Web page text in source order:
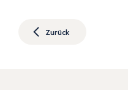
Zurück